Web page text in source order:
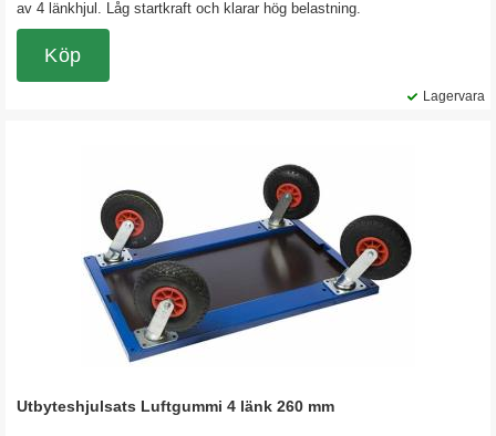
av 4 länkhjul. Låg startkraft och klarar hög belastning.
Lagervara
Köp
Utbyteshjulsats Luftgummi 4 länk 260 mm